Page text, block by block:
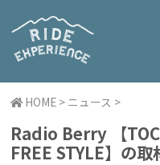
ホーム
スペシャルツアー
HOME > ニュース >
Radio Berry 【
FREE STYLE】の取